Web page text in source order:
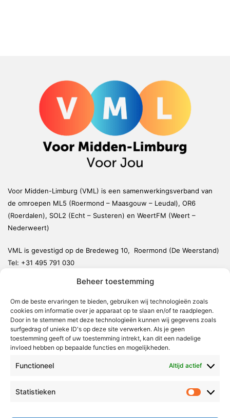
Beheer toestemming
Om de beste ervaringen te bieden, gebruiken wij technologieën zoals
cookies om informatie over je apparaat op te slaan en/of te raadplegen.
Door in te stemmen met deze technologieën kunnen wij gegevens zoals
surfgedrag of unieke ID's op deze site verwerken. Als je geen
toestemming geeft of uw toestemming intrekt, kan dit een nadelige
invloed hebben op bepaalde functies en mogelijkheden.
Functioneel Altijd actief
Statistieken
Voor Midden-Limburg (VML) is een samenwerkingsverband van
de omroepen ML5 (Roermond – Maasgouw – Leudal), OR6
(Roerdalen), SOL2 (Echt – Susteren) en WeertFM (Weert –
Nederweert)
VML is gevestigd op de Bredeweg 10, Roermond (De Weerstand)
Tel: +31 495 791 030
Weert
Nederweert
Leudal
Maasgouw
Echt-Susteren
Roermond